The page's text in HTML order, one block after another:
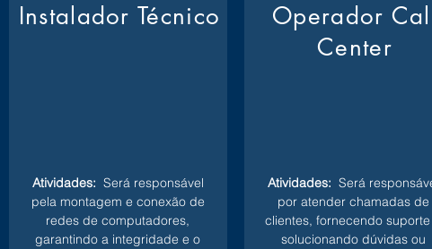
Instalador Técnico
Atividades: Será responsável
pela montagem e conexão de
redes de computadores,
garantindo a integridade e o
Operador
Center
Atividades: Será
por atender chamadas de
clientes, fornecendo
solucionando dúvidas ou